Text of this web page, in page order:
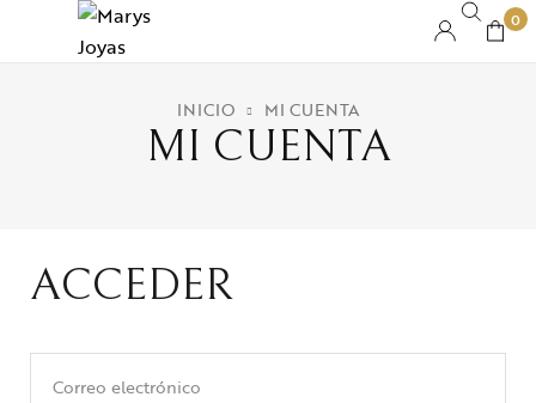
0
MI CUENTA
INICIO MI CUENTA
ACCEDER